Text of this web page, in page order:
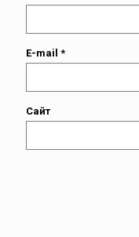
E-mail *
Сайт